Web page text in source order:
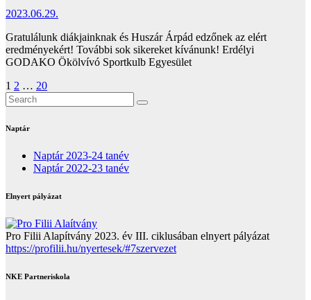
2023.06.29.
Gratulálunk diákjainknak és Huszár Árpád edzőnek az elért
eredményekért! További sok sikereket kívánunk! Erdélyi
GODAKO Ökölvívó Sportkulb Egyesület
Bejegyzések
lapozása
1 2 … 20
Naptár
Naptár 2023-24 tanév
Naptár 2022-23 tanév
Elnyert pályázat
Pro Filii Alapítvány 2023. év III. ciklusában elnyert pályázat
https://profilii.hu/nyertesek/#7szervezet
NKE Partneriskola